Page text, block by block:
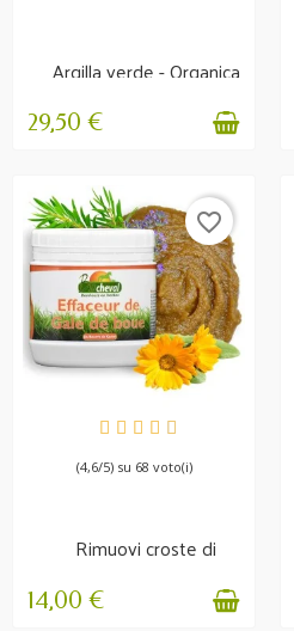
Argilla verde - Organica
- Uso interno ed...
29,50 €
DISPONIBILE
favorite_border
(4,6/5) su 68 voto(i)
Rimuovi croste di
fango - Igiene e
protezione
14,00 €